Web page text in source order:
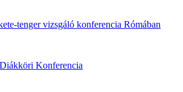
tenger vizsgáló konferencia Rómában
Konferencia